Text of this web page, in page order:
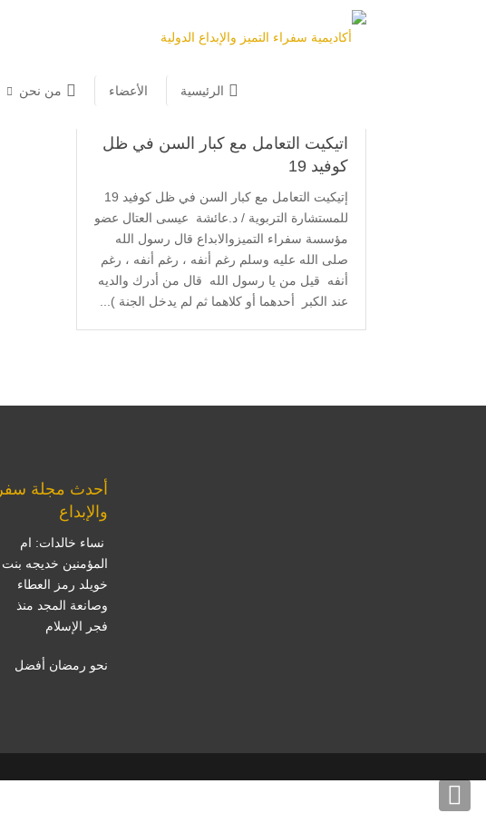
الرئيسية الأعضاء من نحن
اتيكيت التعامل مع كبار السن في ظل
كوفيد 19
إتيكيت التعامل مع كبار السن في ظل كوفيد 19
للمستشارة التربوية / د.عائشة عيسى العتال عضو
مؤسسة سفراء التميزوالابداع قال رسول الله
صلى الله عليه وسلم رغم أنفه ، رغم أنفه ، رغم
أنفه قيل من يا رسول الله قال من أدرك والديه
عند الكبر أحدهما أو كلاهما ثم لم يدخل الجنة )...
أحدث مجلة
والإبداع
نساء خالدات: ام
المؤمنين خديجه بنت
خويلد رمز العطاء
وصانعة المجد منذ
فجر الإسلام
نحو رمضان أفضل